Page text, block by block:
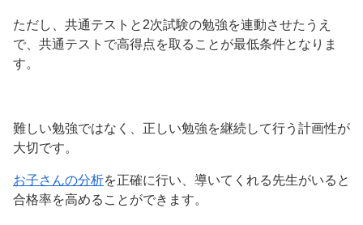
ただし、共通テストと2次試験の勉強を連動させたうえ
で、共通テストで高得点を取ることが最低条件となりま
す。
難しい勉強ではなく、正しい勉強を継続して行う計画性が
大切です。
お子さんの分析を正確に行い、導いてくれる先生がいると
合格率を高めることができます。